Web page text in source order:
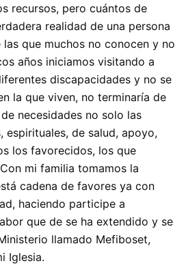
recursos, pero cuántos de
realidad de una persona
que muchos no conocen y no
años iniciamos visitando a
discapacidades y no se
la que viven, no terminaría de
necesidades no solo las
espirituales, de salud, apoyo,
los favorecidos, los que
mi familia tomamos la
cadena de favores ya con
haciendo participe a
que de se ha extendido y se
llamado Mefiboset,
Iglesia.